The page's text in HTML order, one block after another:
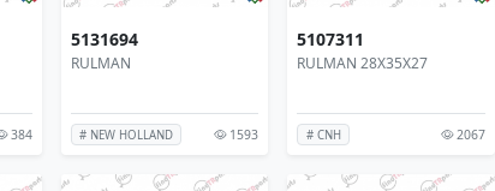
384
5131694
RULMAN
# NEW HOLLAND 1593
5107311
RULMAN 28X35X27
# CNH 2067